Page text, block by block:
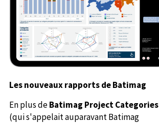
Les nouveaux rapports de Batimag
En plus deBatimag Project Categories
(qui s'appelait auparavant Batimag